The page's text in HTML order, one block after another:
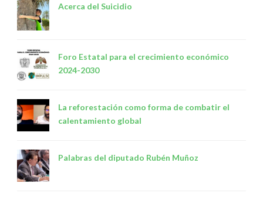
Acerca del Suicidio
Foro Estatal para el crecimiento económico
2024-2030
La reforestación como forma de combatir el
calentamiento global
Palabras del diputado Rubén Muñoz